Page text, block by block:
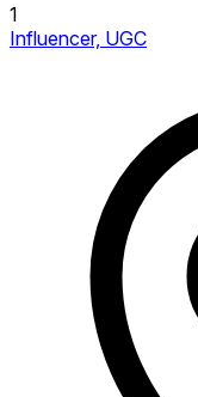
1
Influencer, UGC